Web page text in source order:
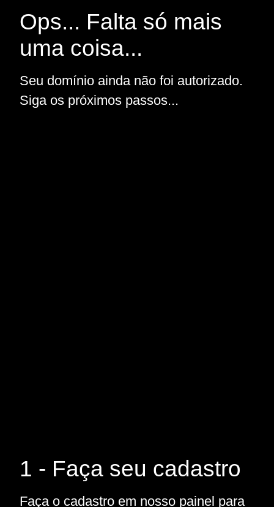
Ops... Falta só mais
uma coisa...
Seu domínio ainda não foi autorizado.
Siga os próximos passos...
1 - Faça seu cadastro
Faça o cadastro em nosso painel para